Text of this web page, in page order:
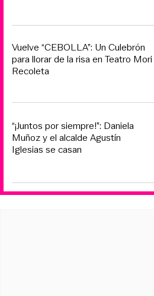
Vuelve “CEBOLLA”: Un Culebrón
para llorar de la risa en Teatro Mori
Recoleta
“¡Juntos por siempre!”: Daniela
Muñoz y el alcalde Agustín
Iglesias se casan